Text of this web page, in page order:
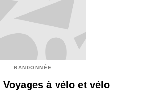
RANDONNÉE
Voyages à vélo et vélo